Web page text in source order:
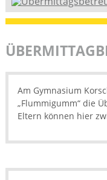
Am Gymnasium
„Flummigumm“ die
Eltern können hier